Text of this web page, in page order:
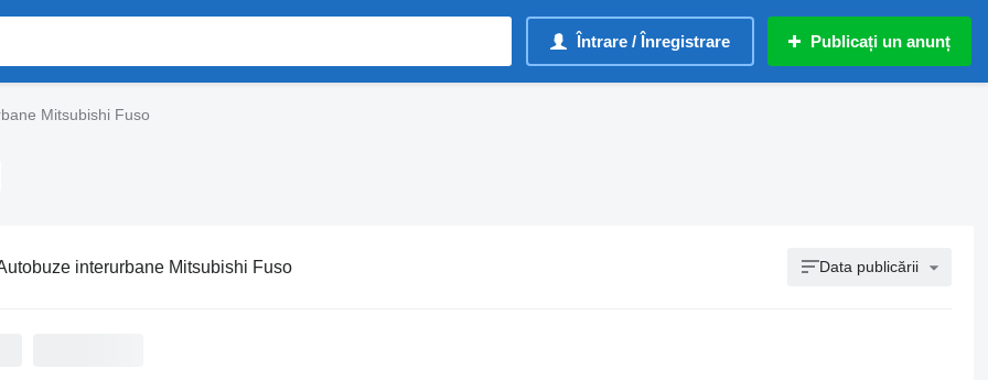
Întrare / Înregistrare Publicați un anunț
Mitsubishi Fuso
interurbane Mitsubishi Fuso Data publicării